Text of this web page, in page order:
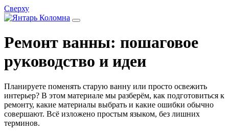
Сверху
Ремонт ванны: пошаговое
руководство и идеи
Планируете поменять старую ванну или просто освежить
интерьер? В этом материале мы разберём, как подготовиться к
ремонту, какие материалы выбрать и какие ошибки обычно
совершают. Всё изложено простым языком, без лишних
терминов.